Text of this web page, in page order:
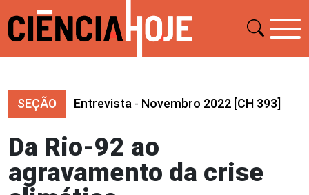
SEÇÃO Entrevista - Novembro 2022 [CH 393]
Da Rio-92 ao
agravamento da crise